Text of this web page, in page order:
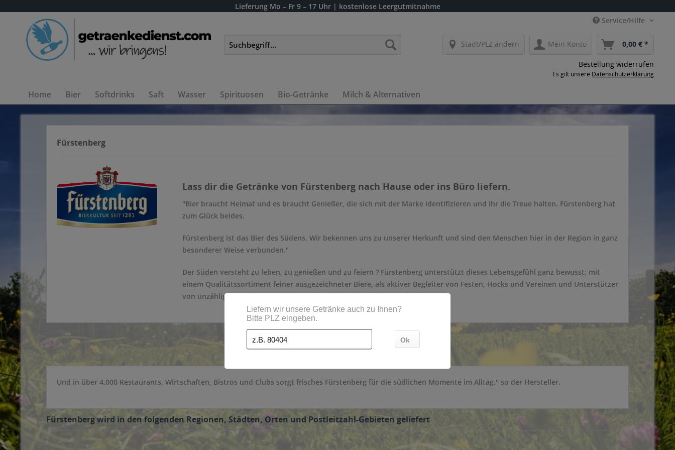
Lieferung Mo – Fr 9 – 17 Uhr | kostenlose Leergutmitnahme
Service/Hilfe
Stadt/PLZ ändern Mein Konto 0,00 € *
Bestellung widerrufen
Es gilt unsere Datenschutzerklärung
Home Bier Softdrinks Saft Wasser Spirituosen Bio-Getränke Milch & Alternativen
Fürstenberg
Lass dir die Getränke von Fürstenberg nach Hause oder ins Büro liefern.
"Bier braucht Heimat und es braucht Genießer, die sich mit der Marke identifizieren und ihr die Treue halten. Fürstenberg hat
zum Glück beides.
Fürstenberg ist das Bier des Südens. Wir bekennen uns zu unserer Herkunft und sind den Menschen hier in der Region in ganz
besonderer Weise verbunden."
Der Süden versteht zu leben, zu genießen und zu feiern ? Fürstenberg unterstützt dieses Lebensgefühl ganz bewusst: mit
einem Qualitätssortiment feiner ausgezeichneter Biere, als aktiver Begleiter von Festen, Hocks und Vereinen und Unterstützer
von unzähligen sportlichen und kulturellen Aktivitäten.>>>mehr
Und in über 4.000 Restaurants, Wirtschaften, Bistros und Clubs sorgt frisches Fürstenberg für die südlichen Momente im Alltag." so der Hersteller.
Fürstenberg wird in den folgenden Regionen, Städten, Orten und Postleitzahl-Gebieten geliefert